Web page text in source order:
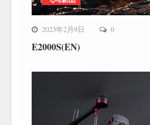
2023年2月9日 0
E2000S(EN)